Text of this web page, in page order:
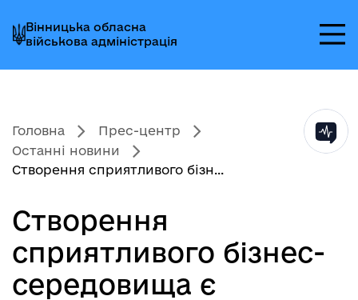
до
головного
меню
до
головного
вмісту
до
головного
колонтитула
Вінницька обласна
військова адміністрація
Головна
Прес-центр
Останні новини
Створення сприятливого бізн...
Створення
сприятливого бізнес-
середовища є